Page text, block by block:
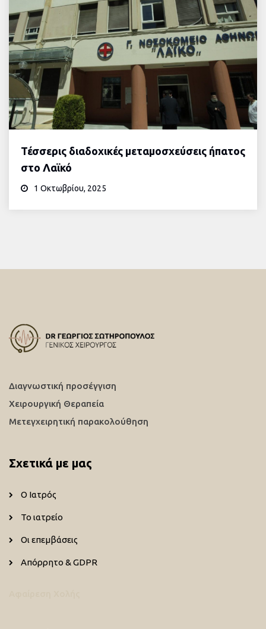
Τέσσερις διαδοχικές μεταμοσχεύσεις ήπατος
στο Λαϊκό
1 Οκτωβρίου, 2025
Διαγνωστική προσέγγιση
Χειρουργική Θεραπεία
Μετεγχειρητική παρακολούθηση
Σχετικά με μας
Ο Ιατρός
Το ιατρείο
Οι επεμβάσεις
Απόρρητο & GDPR